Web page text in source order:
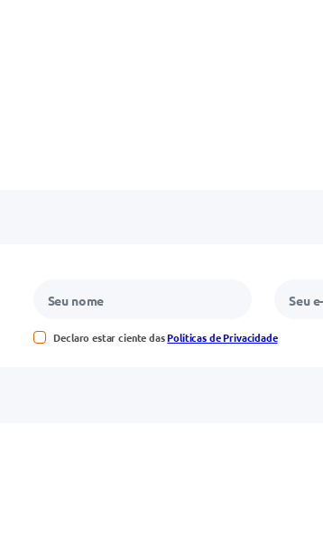
Declaro estar ciente dasPolíticas de Privacidade